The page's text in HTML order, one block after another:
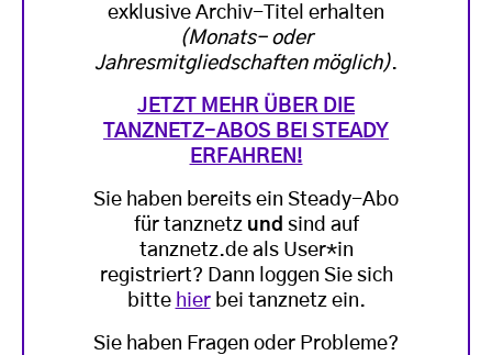
exklusive Archiv-Titel erhalten
(Monats- oder
Jahresmitgliedschaften möglich).
JETZT MEHR ÜBER DIE
TANZNETZ-ABOS BEI STEADY
ERFAHREN!
Sie haben bereits ein Steady-Abo
für tanznetz und sind auf
tanznetz.de als User*in
registriert? Dann loggen Sie sich
bitte hierbei tanznetz ein.
Sie haben Fragen oder Probleme?